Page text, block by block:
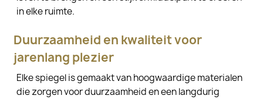
in elke ruimte.
Duurzaamheid en kwaliteit voor
jarenlang plezier
Elke spiegel is gemaakt van hoogwaardige materialen
die zorgen voor duurzaamheid en een langdurig